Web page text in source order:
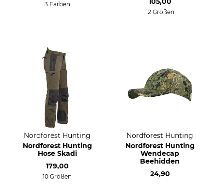
3 Farben
12 Größen
Nordforest Hunting
Nordforest Hunting
Hose Skadi
179,00
10 Größen
Nordforest Hunting
Nordforest Hunting
Wendecap
Beehidden
24,90